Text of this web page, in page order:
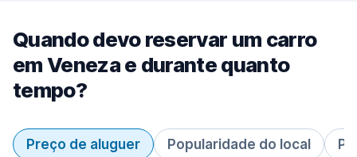
Quando devo reservar um carro
em Veneza e durante quanto
tempo?
Preço de aluguer Popularidade do local